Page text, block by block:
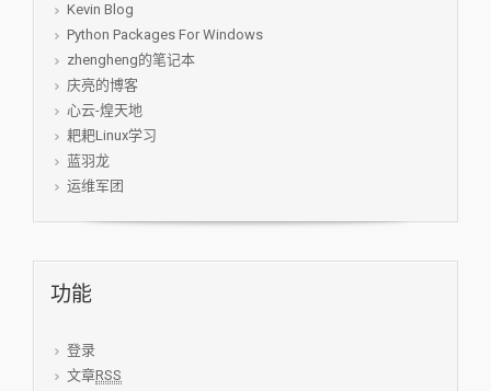
Kevin Blog
Python Packages For Windows
zhengheng的笔记本
庆亮的博客
心云-煌天地
耙耙Linux学习
蓝羽龙
运维军团
功能
登录
文章RSS